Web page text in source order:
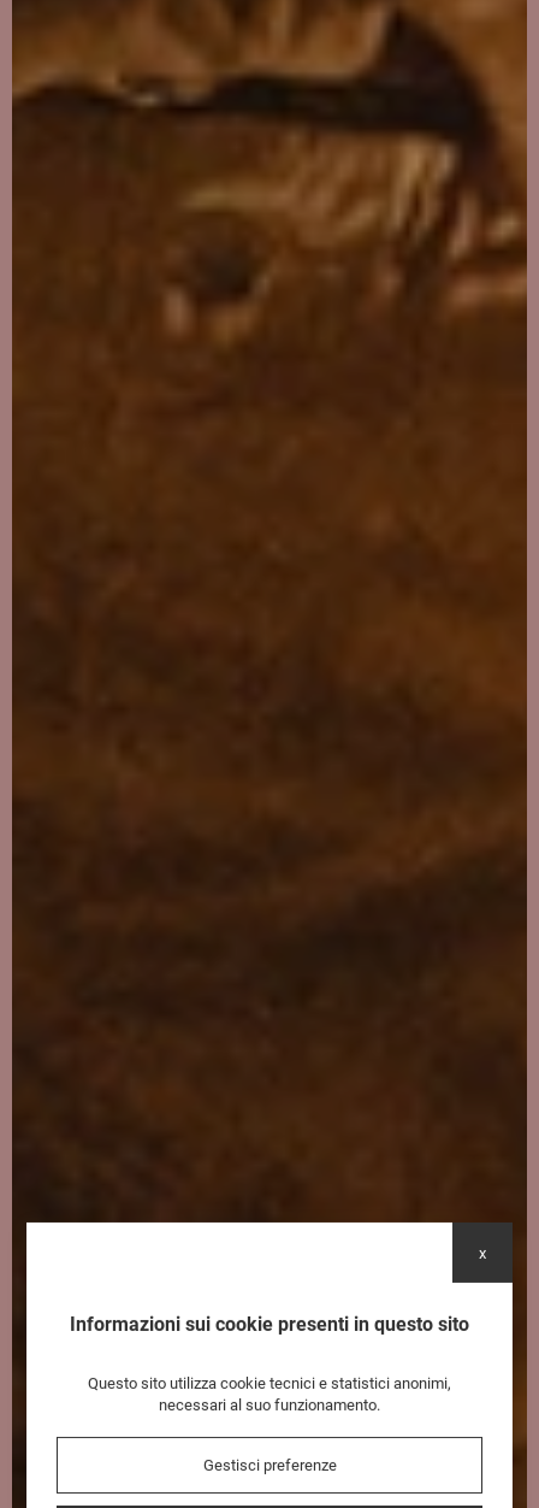
Informazioni sui cookie presenti in questo sito
Questo sito utilizza cookie tecnici e statistici anonimi,
necessari al suo funzionamento.
Gestisci preferenze
x